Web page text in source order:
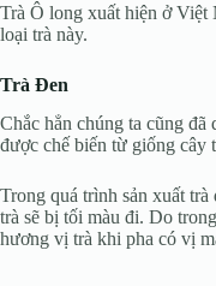
Trà Ô long xuất hiện ở Việt
loại trà này.
Trà Đen
Chắc hẳn chúng ta cũng
được chế biến từ giống cây
Trong quá trình sản xuất
trà sẽ bị tối màu đi. Do
hương vị trà khi pha có vị